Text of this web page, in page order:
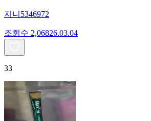
지니5346972
조회수 2,06826.03.04
33